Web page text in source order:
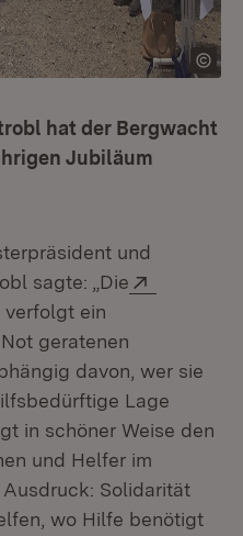
hat der Bergwacht
Jubiläum
und
sagte: „Die
(Öffnet in neuem Fenster)
verfolgt ein
geratenen
davon, wer sie
Lage
in schöner Weise den
und Helfer im
Solidarität
wo Hilfe benötigt